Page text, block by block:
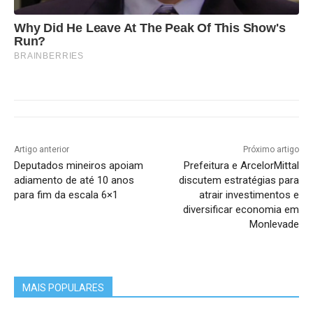
Why Did He Leave At The Peak Of This Show's
Run?
BRAINBERRIES
Artigo anterior
Deputados mineiros apoiam
adiamento de até 10 anos
para fim da escala 6×1
Próximo artigo
Prefeitura e ArcelorMittal
discutem estratégias para
atrair investimentos e
diversificar economia em
Monlevade
MAIS POPULARES